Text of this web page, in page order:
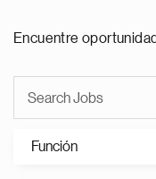
Encuentre
Función